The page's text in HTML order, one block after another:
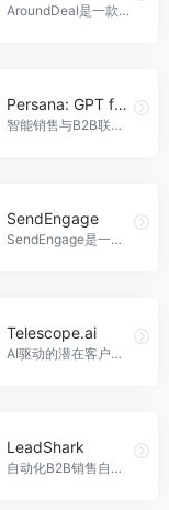
AroundDeal是一款帮助用户在LinkedIn和网页域名上快速找到目标联系人和公司信息的工具，AroundDeal官网入口网址
Persana: GPT for Sales & B2B Contact Info
智能销售与B2B联系信息的GPT插件，Persana: GPT for Sales &amp; B2B Contact Info官网入口网址
SendEngage
SendEngage是一款B2B邮件推广平台，实现高效的B2B潜在客户生成。SendEngage官网入口网址
Telescope.ai
AI驱动的潜在客户生成平台，Telescope.ai官网入口网址
LeadShark
自动化B2B销售自动化工具，通过智能推荐和ICP，简化冷启动，并生成更多潜在客户。